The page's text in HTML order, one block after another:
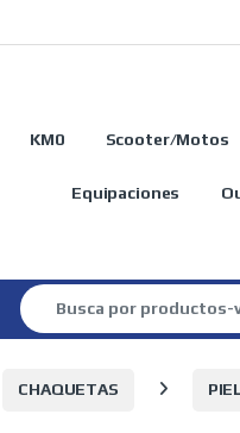
KM0 Scooter/Motos
Equipaciones
Search for:
CHAQUETAS